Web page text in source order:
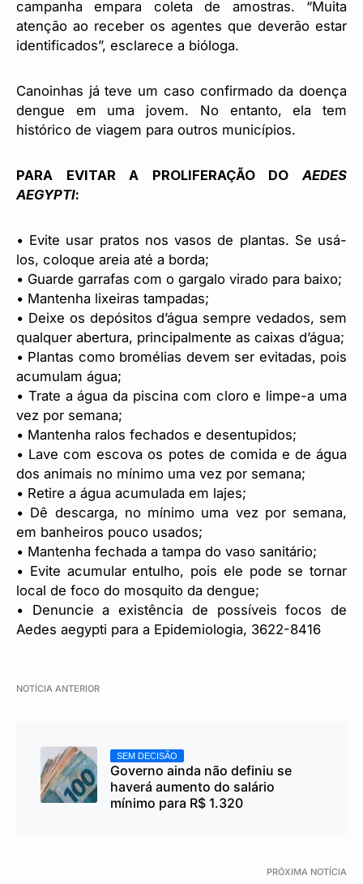
campanha empara coleta de amostras. “Muita
atenção ao receber os agentes que deverão estar
identificados”, esclarece a bióloga.
Canoinhas já teve um caso confirmado da doença
dengue em uma jovem. No entanto, ela tem
histórico de viagem para outros municípios.
PARA EVITAR A PROLIFERAÇÃO DOAEDES
AEGYPTI:
• Evite usar pratos nos vasos de plantas. Se usá-
los, coloque areia até a borda;
• Guarde garrafas com o gargalo virado para baixo;
• Mantenha lixeiras tampadas;
• Deixe os depósitos d’água sempre vedados, sem
qualquer abertura, principalmente as caixas d’água;
• Plantas como bromélias devem ser evitadas, pois
acumulam água;
• Trate a água da piscina com cloro e limpe-a uma
vez por semana;
• Mantenha ralos fechados e desentupidos;
• Lave com escova os potes de comida e de água
dos animais no mínimo uma vez por semana;
• Retire a água acumulada em lajes;
• Dê descarga, no mínimo uma vez por semana,
em banheiros pouco usados;
• Mantenha fechada a tampa do vaso sanitário;
• Evite acumular entulho, pois ele pode se tornar
local de foco do mosquito da dengue;
• Denuncie a existência de possíveis focos de
Aedes aegypti para a Epidemiologia, 3622-8416
NOTÍCIA ANTERIOR
SEM DECISÃO
Governo ainda não definiu se
haverá aumento do salário
mínimo para R$ 1.320
PRÓXIMA NOTÍCIA